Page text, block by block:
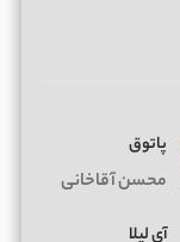
پاتوق
محسن آقاخانی
آی لیلا